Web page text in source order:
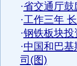
·省交通厅鼓
·工作三年
·钢铁板块投
·中国和巴
司(图)